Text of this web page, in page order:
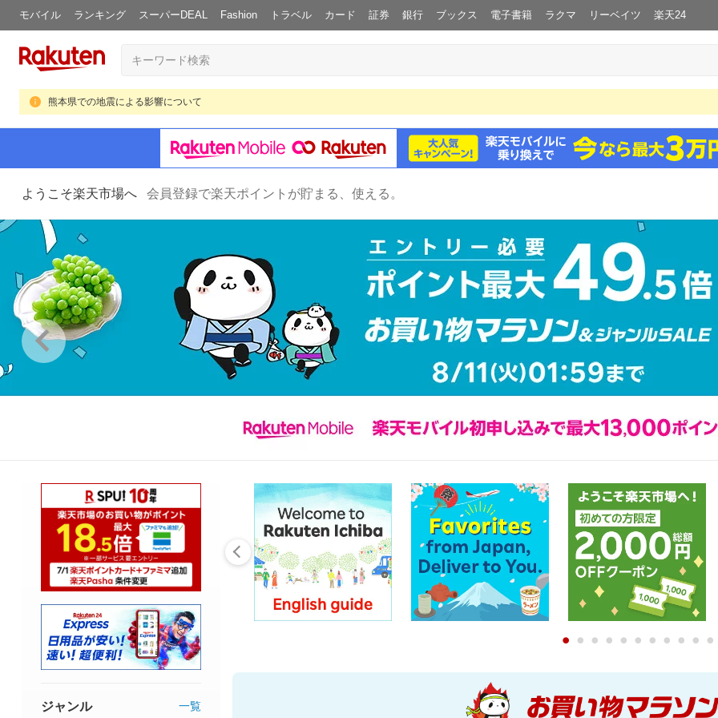
モバイル ランキング スーパーDEAL Fashion トラベル カード 証券 銀行 ブックス 電子書籍 ラクマ リーベイツ 楽天24
熊本県での地震による影響について
ようこそ楽天市場へ 会員登録で楽天ポイントが貯まる、使える。
0 1 2 3 4 5 6 7 8 9
ジャンル 一覧